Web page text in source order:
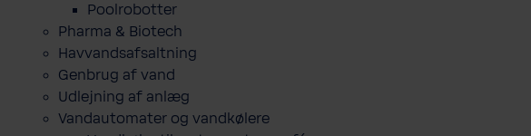
Poolrobotter
Pharma & Biotech
Havvandsafsaltning
Genbrug af vand
Udlejning af anlæg
Vandautomater og vandkølere